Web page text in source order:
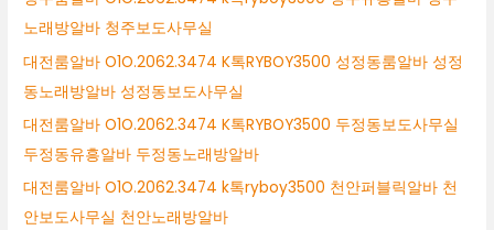
노래방알바 청주보도사무실
대전룸알바 O1O.2062.3474 K톡RYBOY3500 성정동룸알바 성정
동노래방알바 성정동보도사무실
대전룸알바 O1O.2062.3474 K톡RYBOY3500 두정동보도사무실
두정동유흥알바 두정동노래방알바
대전룸알바 O1O.2062.3474 k톡ryboy3500 천안퍼블릭알바 천
안보도사무실 천안노래방알바